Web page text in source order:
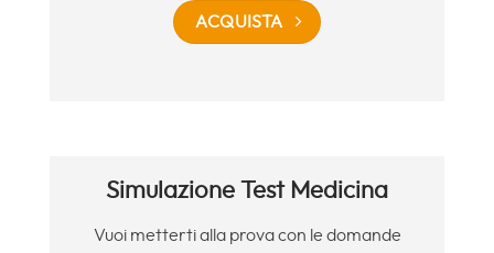
ACQUISTA
Simulazione Test Medicina
Vuoi metterti alla prova con le domande